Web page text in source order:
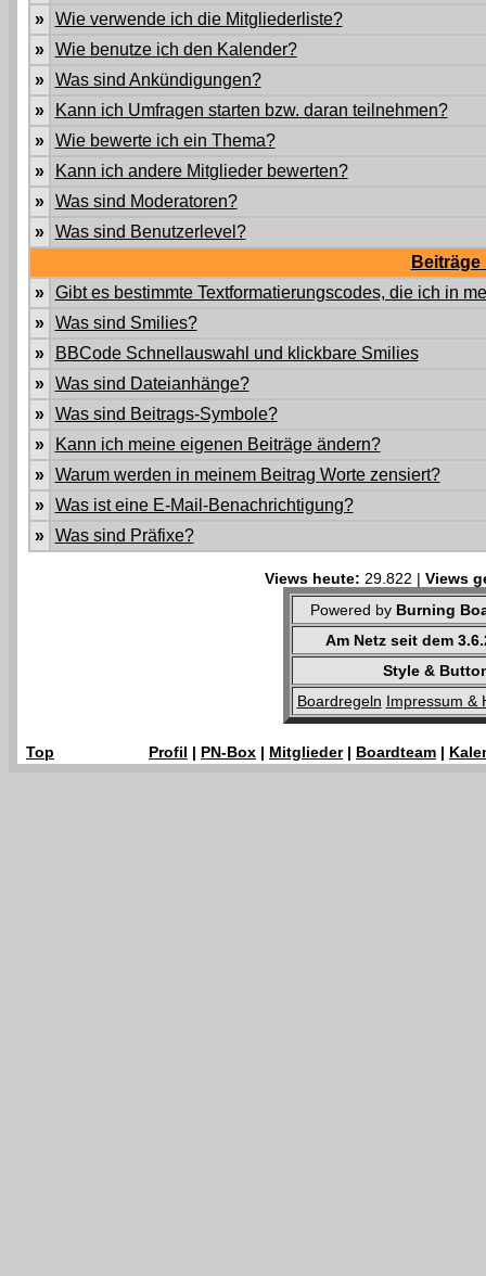
»
Wie verwende ich die Mitgliederliste?
»
Wie benutze ich den Kalender?
»
Was sind Ankündigungen?
»
Kann ich Umfragen starten bzw. daran teilnehmen?
»
Wie bewerte ich ein Thema?
»
Kann ich andere Mitglieder bewerten?
»
Was sind Moderatoren?
»
Was sind Benutzerlevel?
»
Gibt es bestimmte Textformatierungscodes, die ich in
»
Was sind Smilies?
»
BBCode Schnellauswahl und klickbare Smilies
»
Was sind Dateianhänge?
»
Was sind Beitrags-Symbole?
»
Kann ich meine eigenen Beiträge ändern?
»
Warum werden in meinem Beitrag Worte zensiert?
»
Was ist eine E-Mail-Benachrichtigung?
»
Was sind Präfixe?
Views heute: 29.822 | Views
Powered by Burning
Am Netz seit dem
Style &
Boardregeln Impressum &
Top Profil | PN-Box | Mitglieder| Boardteam |